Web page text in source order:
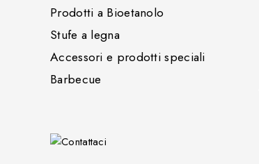
Prodotti a Bioetanolo
Stufe a legna
Accessori e prodotti speciali
Barbecue